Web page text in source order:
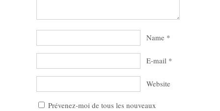
Name *
E-mail *
Website
Prévenez-moi de tous les nouveaux